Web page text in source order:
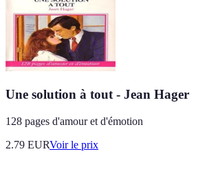
Une solution à tout - Jean Hager
128 pages d'amour et d'émotion
2.79 EURVoir le prix